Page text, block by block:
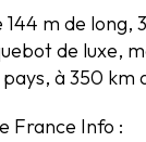
m de long,
de
à 350 km
France Info :